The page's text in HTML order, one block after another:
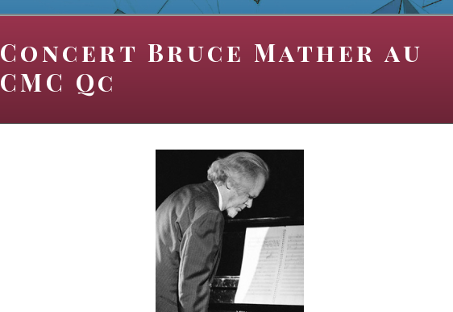
Concert Bruce Mather au
CMC Qc